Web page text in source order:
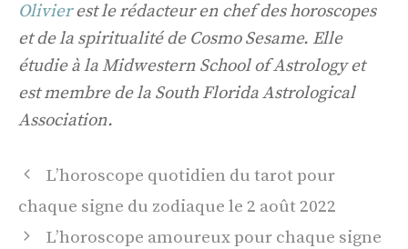
Olivierest le rédacteur en chef des horoscopes
et de la spiritualité de Cosmo Sesame. Elle
étudie à la Midwestern School of Astrology et
est membre de la South Florida Astrological
Association.
Navigation
des
articles
L’horoscope quotidien du tarot pour
chaque signe du zodiaque le 2 août 2022
L’horoscope amoureux pour chaque signe